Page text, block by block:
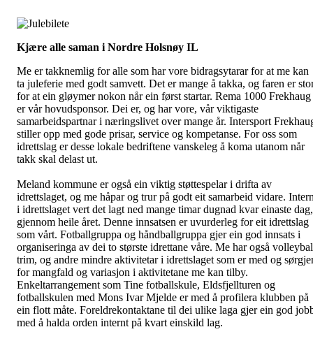
Kjære alle saman i Nordre Holsnøy IL
Me er takknemlig for alle som har vore bidragsytarar for at me kan
ta juleferie med godt samvett. Det er mange å takka, og faren er
for at ein gløymer nokon når ein først startar. Rema 1000 Frekhaug
er vår hovudsponsor. Dei er, og har vore, vår viktigaste
samarbeidspartnar i næringslivet over mange år. Intersport
stiller opp med gode prisar, service og kompetanse. For oss som
idrettslag er desse lokale bedriftene vanskeleg å koma utanom når
takk skal delast ut.
Meland kommune er også ein viktig støttespelar i drifta av
idrettslaget, og me håpar og trur på godt eit samarbeid vidare.
i idrettslaget vert det lagt ned mange timar dugnad kvar einaste dag,
gjennom heile året. Denne innsatsen er uvurderleg for eit idrettslag
som vårt. Fotballgruppa og håndballgruppa gjer ein god innsats i
organiseringa av dei to største idrettane våre. Me har også
trim, og andre mindre aktivitetar i idrettslaget som er med og
for mangfald og variasjon i aktivitetane me kan tilby.
Enkeltarrangement som Tine fotballskule, Eldsfjellturen og
fotballskulen med Mons Ivar Mjelde er med å profilera klubben på
ein flott måte. Foreldrekontaktane til dei ulike laga gjer ein god
med å halda orden internt på kvart einskild lag.